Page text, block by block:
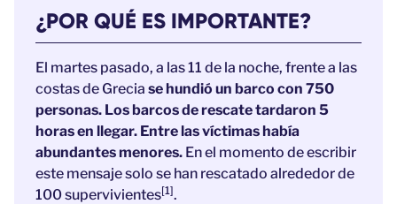
¿POR QUÉ ES IMPORTANTE?
El martes pasado, a las 11 de la noche, frente a las
costas de Grecia se hundió un barco con 750
personas. Los barcos de rescate tardaron 5
horas en llegar. Entre las víctimas había
abundantes menores. En el momento de escribir
este mensaje solo se han rescatado alrededor de
100 supervivientes[1].